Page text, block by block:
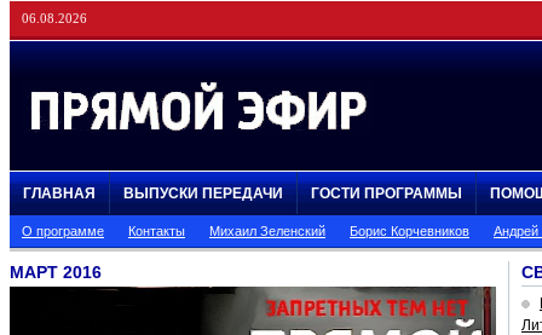
06.08.2026
ГЛАВНАЯ ВЫПУСКИ ПЕРЕДАЧИ ГОСТИ ПРОГРАММЫ
О программе Контакты Михаил Зеленский Борис Корчевников
МАРТ 2016